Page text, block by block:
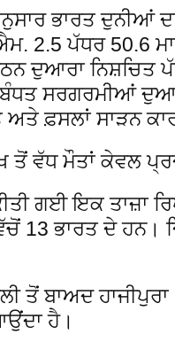
ਭਾਰਤ ਦੁਨੀਆਂ
2.5 ਪੱਧਰ 50.6
ਦੁਆਰਾ ਨਿਸ਼ਚਿਤ
ਸਰਗਰਮੀਆਂ
ਅਤੇ ਫ਼ਸਲਾਂ ਸਾੜਨ
ਤੋਂ ਵੱਧ ਮੌਤਾਂ ਕੇਵਲ
ਗਈ ਇਕ ਤਾਜ਼ਾ
13 ਭਾਰਤ ਦੇ ਹਨ।
ਤੋਂ ਬਾਅਦ
ਹੈ।